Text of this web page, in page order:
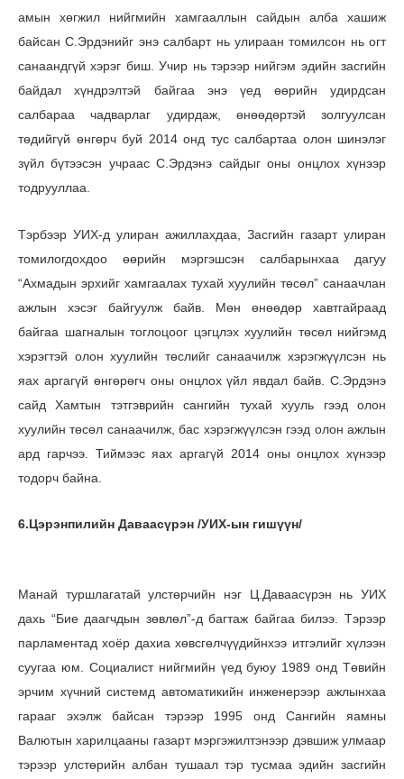
амын хөгжил нийгмийн хамгааллын сайдын алба хашиж
байсан С.Эрдэнийг энэ салбарт нь улираан томилсон нь огт
санаандгүй хэрэг биш. Учир нь тэрээр нийгэм эдийн засгийн
байдал хүндрэлтэй байгаа энэ үед өөрийн удирдсан
салбараа чадварлаг удирдаж, өнөөдөртэй золгуулсан
төдийгүй өнгөрч буй 2014 онд тус салбартаа олон шинэлэг
зүйл бүтээсэн учраас С.Эрдэнэ сайдыг оны онцлох хүнээр
тодрууллаа.
Тэрбээр УИХ-д улиран ажиллахдаа, Засгийн газарт улиран
томилогдохдоо өөрийн мэргэшсэн салбарынхаа дагуу
“Ахмадын эрхийг хамгаалах тухай хуулийн төсөл” санаачлан
ажлын хэсэг байгуулж байв. Мөн өнөөдөр хавтгайраад
байгаа шагналын тоглоцоог цэгцлэх хуулийн төсөл нийгэмд
хэрэгтэй олон хуулийн төслийг санаачилж хэрэгжүүлсэн нь
яах аргагүй өнгөрөгч оны онцлох үйл явдал байв. С.Эрдэнэ
сайд Хамтын тэтгэврийн сангийн тухай хууль гээд олон
хуулийн төсөл санаачилж, бас хэрэгжүүлсэн гээд олон ажлын
ард гарчээ. Тиймээс яах аргагүй 2014 оны онцлох хүнээр
тодорч байна.
6.Цэрэнпилийн Даваасүрэн /УИХ-ын гишүүн/
Манай туршлагатай улстөрчийн нэг Ц.Даваасүрэн нь УИХ
дахь “Бие даагчдын зөвлөл”-д багтаж байгаа билээ. Тэрээр
парламентад хоёр дахиа хөвсгөлчүүдийнхээ итгэлийг хүлээн
суугаа юм. Социалист нийгмийн үед буюу 1989 онд Төвийн
эрчим хүчний системд автоматикийн инженерээр ажлынхаа
гарааг эхэлж байсан тэрээр 1995 онд Сангийн яамны
Валютын харилцааны газарт мэргэжилтэнээр дэвшиж улмаар
тэрээр улстөрийн албан тушаал тэр тусмаа эдийн засгийн